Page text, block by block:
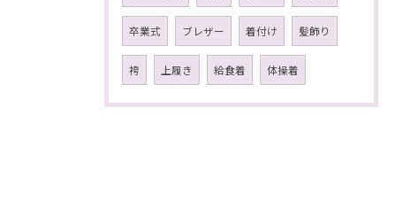
卒業式 ブレザー 着付け 髪飾り
袴 上履き 給食着 体操着